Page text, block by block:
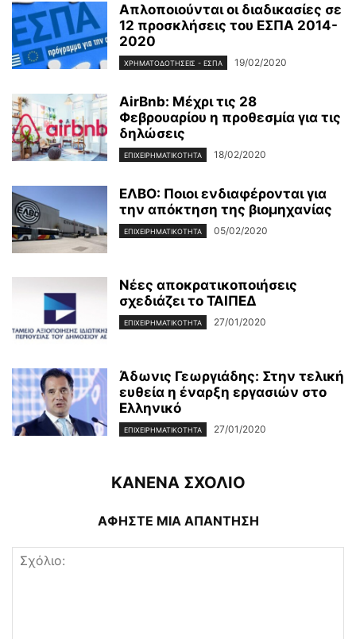
Απλοποιούνται οι διαδικασίες σε
12 προσκλήσεις του ΕΣΠΑ 2014-
2020
ΧΡΗΜΑΤΟΔΟΤΉΣΕΙΣ - ΕΣΠΑ 19/02/2020
AirBnb: Μέχρι τις 28
Φεβρουαρίου η προθεσμία για τις
δηλώσεις
ΕΠΙΧΕΙΡΗΜΑΤΙΚΌΤΗΤΑ 18/02/2020
ΕΛΒΟ: Ποιοι ενδιαφέρονται για
την απόκτηση της βιομηχανίας
ΕΠΙΧΕΙΡΗΜΑΤΙΚΌΤΗΤΑ 05/02/2020
Νέες αποκρατικοποιήσεις
σχεδιάζει το ΤΑΙΠΕΔ
ΕΠΙΧΕΙΡΗΜΑΤΙΚΌΤΗΤΑ 27/01/2020
Άδωνις Γεωργιάδης: Στην τελική
ευθεία η έναρξη εργασιών στο
Ελληνικό
ΕΠΙΧΕΙΡΗΜΑΤΙΚΌΤΗΤΑ 27/01/2020
ΚΑΝΕΝΑ ΣΧΟΛΙΟ
ΑΦΗΣΤΕ ΜΙΑ ΑΠΑΝΤΗΣΗ